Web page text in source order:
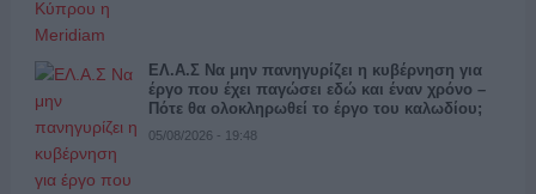
ΕΛ.Α.Σ Να μην πανηγυρίζει η κυβέρνηση για
έργο που έχει παγώσει εδώ και έναν χρόνο –
Πότε θα ολοκληρωθεί το έργο του καλωδίου;
05/08/2026 - 19:48